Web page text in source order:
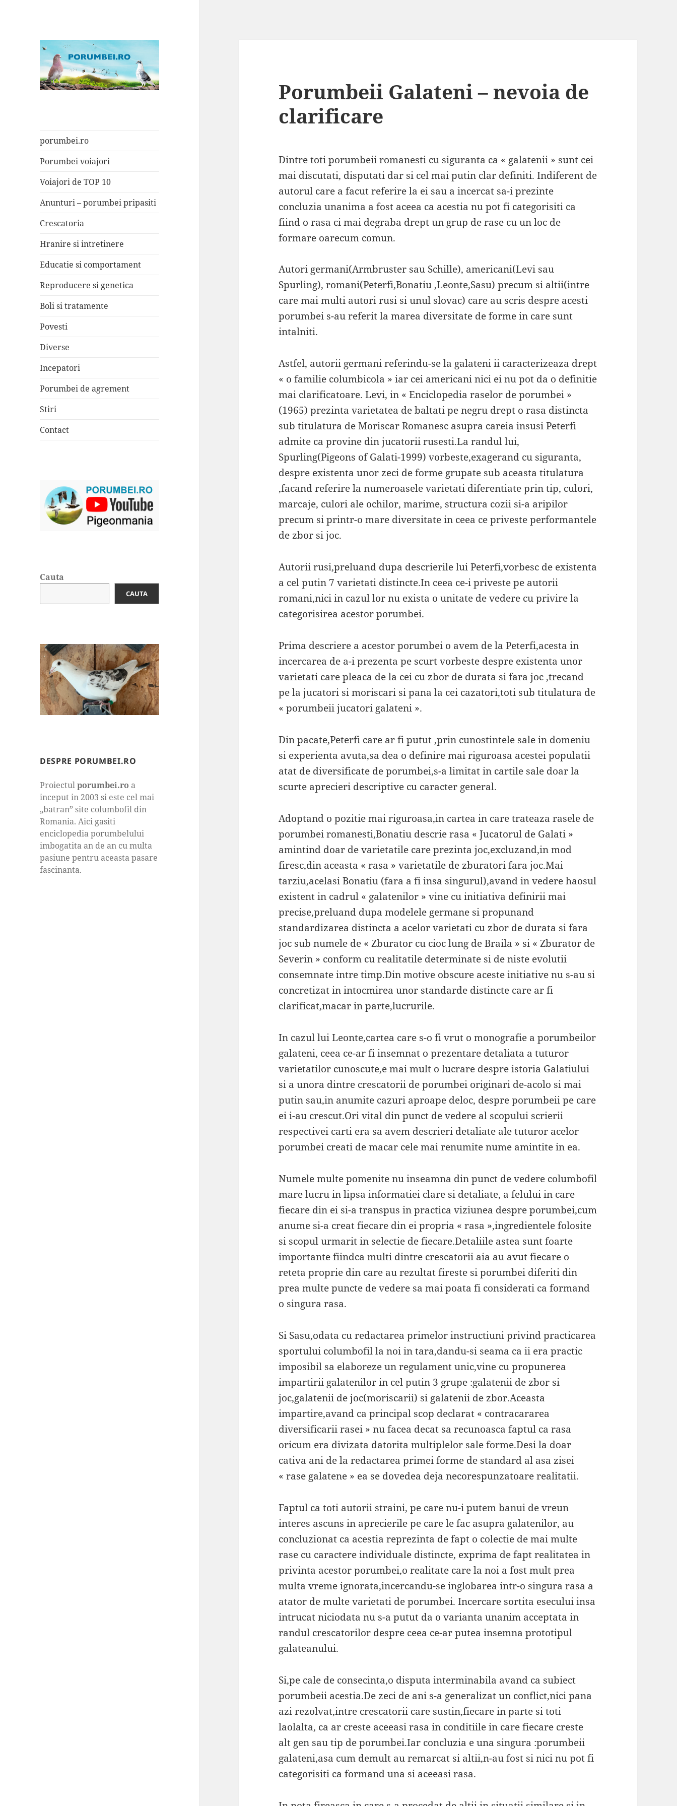
porumbei.ro
Porumbei voiajori
Voiajori de TOP 10
Anunturi – porumbei pripasiti
Crescatoria
Hranire si intretinere
Educatie si comportament
Reproducere si genetica
Boli si tratamente
Povesti
Diverse
Incepatori
Porumbei de agrement
Stiri
Contact
Cauta
CAUTA
DESPRE PORUMBEI.RO
Proiectulporumbei.ro a
inceput in 2003 si este cel mai
„batran” site columbofil din
Romania. Aici gasiti
enciclopedia porumbelului
imbogatita an de an cu multa
pasiune pentru aceasta pasare
fascinanta.
Porumbeii Galateni – nevoia de
clarificare
Dintre toti porumbeii romanesti cu siguranta ca « galatenii » sunt cei
mai discutati, disputati dar si cel mai putin clar definiti. Indiferent de
autorul care a facut referire la ei sau a incercat sa-i prezinte
concluzia unanima a fost aceea ca acestia nu pot fi categorisiti ca
fiind o rasa ci mai degraba drept un grup de rase cu un loc de
formare oarecum comun.
Autori germani(Armbruster sau Schille), americani(Levi sau
Spurling), romani(Peterfi,Bonatiu ,Leonte,Sasu) precum si altii(intre
care mai multi autori rusi si unul slovac) care au scris despre acesti
porumbei s-au referit la marea diversitate de forme in care sunt
intalniti.
Astfel, autorii germani referindu-se la galateni ii caracterizeaza drept
« o familie columbicola » iar cei americani nici ei nu pot da o definitie
mai clarificatoare. Levi, in « Enciclopedia raselor de porumbei »
(1965) prezinta varietatea de baltati pe negru drept o rasa distincta
sub titulatura de Moriscar Romanesc asupra careia insusi Peterfi
admite ca provine din jucatorii rusesti.La randul lui,
Spurling(Pigeons of Galati-1999) vorbeste,exagerand cu siguranta,
despre existenta unor zeci de forme grupate sub aceasta titulatura
,facand referire la numeroasele varietati diferentiate prin tip, culori,
marcaje, culori ale ochilor, marime, structura cozii si-a aripilor
precum si printr-o mare diversitate in ceea ce priveste performantele
de zbor si joc.
Autorii rusi,preluand dupa descrierile lui Peterfi,vorbesc de existenta
a cel putin 7 varietati distincte.In ceea ce-i priveste pe autorii
romani,nici in cazul lor nu exista o unitate de vedere cu privire la
categorisirea acestor porumbei.
Prima descriere a acestor porumbei o avem de la Peterfi,acesta in
incercarea de a-i prezenta pe scurt vorbeste despre existenta unor
varietati care pleaca de la cei cu zbor de durata si fara joc ,trecand
pe la jucatori si moriscari si pana la cei cazatori,toti sub titulatura de
« porumbeii jucatori galateni ».
Din pacate,Peterfi care ar fi putut ,prin cunostintele sale in domeniu
si experienta avuta,sa dea o definire mai riguroasa acestei populatii
atat de diversificate de porumbei,s-a limitat in cartile sale doar la
scurte aprecieri descriptive cu caracter general.
Adoptand o pozitie mai riguroasa,in cartea in care trateaza rasele de
porumbei romanesti,Bonatiu descrie rasa « Jucatorul de Galati »
amintind doar de varietatile care prezinta joc,excluzand,in mod
firesc,din aceasta « rasa » varietatile de zburatori fara joc.Mai
tarziu,acelasi Bonatiu (fara a fi insa singurul),avand in vedere haosul
existent in cadrul « galatenilor » vine cu initiativa definirii mai
precise,preluand dupa modelele germane si propunand
standardizarea distincta a acelor varietati cu zbor de durata si fara
joc sub numele de « Zburator cu cioc lung de Braila » si « Zburator de
Severin » conform cu realitatile determinate si de niste evolutii
consemnate intre timp.Din motive obscure aceste initiative nu s-au si
concretizat in intocmirea unor standarde distincte care ar fi
clarificat,macar in parte,lucrurile.
In cazul lui Leonte,cartea care s-o fi vrut o monografie a porumbeilor
galateni, ceea ce-ar fi insemnat o prezentare detaliata a tuturor
varietatilor cunoscute,e mai mult o lucrare despre istoria Galatiului
si a unora dintre crescatorii de porumbei originari de-acolo si mai
putin sau,in anumite cazuri aproape deloc, despre porumbeii pe care
ei i-au crescut.Ori vital din punct de vedere al scopului scrierii
respectivei carti era sa avem descrieri detaliate ale tuturor acelor
porumbei creati de macar cele mai renumite nume amintite in ea.
Numele multe pomenite nu inseamna din punct de vedere columbofil
mare lucru in lipsa informatiei clare si detaliate, a felului in care
fiecare din ei si-a transpus in practica viziunea despre porumbei,cum
anume si-a creat fiecare din ei propria « rasa »,ingredientele folosite
si scopul urmarit in selectie de fiecare.Detaliile astea sunt foarte
importante fiindca multi dintre crescatorii aia au avut fiecare o
reteta proprie din care au rezultat fireste si porumbei diferiti din
prea multe puncte de vedere sa mai poata fi considerati ca formand
o singura rasa.
Si Sasu,odata cu redactarea primelor instructiuni privind practicarea
sportului columbofil la noi in tara,dandu-si seama ca ii era practic
imposibil sa elaboreze un regulament unic,vine cu propunerea
impartirii galatenilor in cel putin 3 grupe :galatenii de zbor si
joc,galatenii de joc(moriscarii) si galatenii de zbor.Aceasta
impartire,avand ca principal scop declarat « contracararea
diversificarii rasei » nu facea decat sa recunoasca faptul ca rasa
oricum era divizata datorita multiplelor sale forme.Desi la doar
cativa ani de la redactarea primei forme de standard al asa zisei
« rase galatene » ea se dovedea deja necorespunzatoare realitatii.
Faptul ca toti autorii straini, pe care nu-i putem banui de vreun
interes ascuns in aprecierile pe care le fac asupra galatenilor, au
concluzionat ca acestia reprezinta de fapt o colectie de mai multe
rase cu caractere individuale distincte, exprima de fapt realitatea in
privinta acestor porumbei,o realitate care la noi a fost mult prea
multa vreme ignorata,incercandu-se inglobarea intr-o singura rasa a
atator de multe varietati de porumbei. Incercare sortita esecului insa
intrucat niciodata nu s-a putut da o varianta unanim acceptata in
randul crescatorilor despre ceea ce-ar putea insemna prototipul
galateanului.
Si,pe cale de consecinta,o disputa interminabila avand ca subiect
porumbeii acestia.De zeci de ani s-a generalizat un conflict,nici pana
azi rezolvat,intre crescatorii care sustin,fiecare in parte si toti
laolalta, ca ar creste aceeasi rasa in conditiile in care fiecare creste
alt gen sau tip de porumbei.Iar concluzia e una singura :porumbeii
galateni,asa cum demult au remarcat si altii,n-au fost si nici nu pot fi
categorisiti ca formand una si aceeasi rasa.